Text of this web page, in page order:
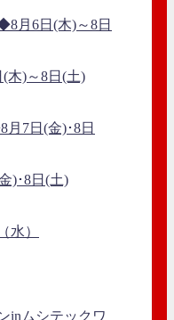
木)～8日(土)
)･8日(土)